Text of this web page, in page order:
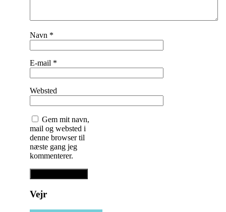
Navn *
E-mail *
Websted
Gem mit navn,
mail og websted i
denne browser til
næste gang jeg
kommenterer.
Vejr